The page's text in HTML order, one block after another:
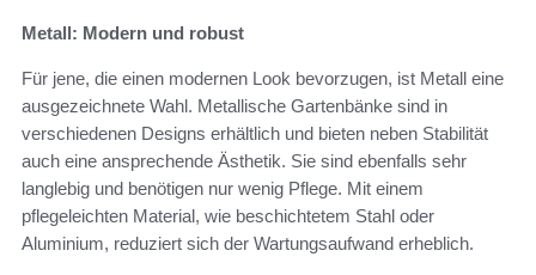
Metall: Modern und robust
Für jene, die einen modernen Look bevorzugen, ist Metall eine
ausgezeichnete Wahl. Metallische Gartenbänke sind in
verschiedenen Designs erhältlich und bieten neben Stabilität
auch eine ansprechende Ästhetik. Sie sind ebenfalls sehr
langlebig und benötigen nur wenig Pflege. Mit einem
pflegeleichten Material, wie beschichtetem Stahl oder
Aluminium, reduziert sich der Wartungsaufwand erheblich.